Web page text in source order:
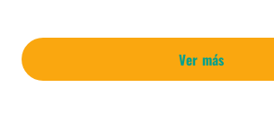
Ver más